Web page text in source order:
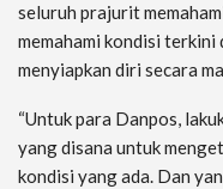
seluruh prajurit
memahami kondisi
menyiapkan diri secara
“Untuk para Danpos,
yang disana untuk
kondisi yang ada. Dan